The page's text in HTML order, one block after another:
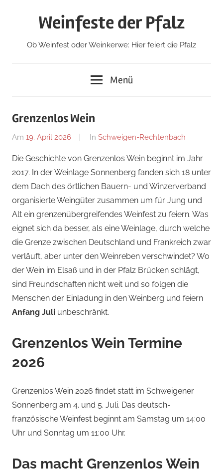
Weinfeste der Pfalz
Ob Weinfest oder Weinkerwe: Hier feiert die Pfalz
Menü
Grenzenlos Wein
Am 19. April 2026
Von
In Schweigen-Rechtenbach
Die Geschichte von Grenzenlos Wein beginnt im Jahr
2017. In der Weinlage Sonnenberg fanden sich 18 unter
dem Dach des örtlichen Bauern- und Winzerverband
organisierte Weingüter zusammen um für Jung und
Alt ein grenzenübergreifendes Weinfest zu feiern. Was
eignet sich da besser, als eine Weinlage, durch welche
die Grenze zwischen Deutschland und Frankreich zwar
verläuft, aber unter den Weinreben verschwindet? Wo
der Wein im Elsaß und in der Pfalz Brücken schlägt,
sind Freundschaften nicht weit und so folgen die
Menschen der Einladung in den Weinberg und feiern
Anfang Juli unbeschränkt.
Grenzenlos Wein Termine
2026
Grenzenlos Wein 2026 findet statt im Schweigener
Sonnenberg am 4. und 5. Juli. Das deutsch-
französische Weinfest beginnt am Samstag um 14:00
Uhr und Sonntag um 11:00 Uhr.
Das macht Grenzenlos Wein